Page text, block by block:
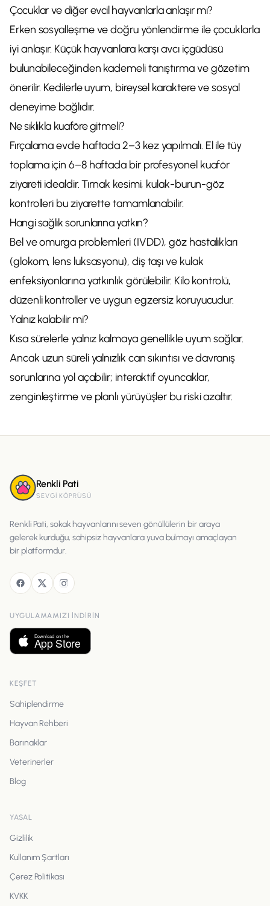
Çocuklar ve diğer evcil hayvanlarla anlaşır mı?
Erken sosyalleşme ve doğru yönlendirme ile çocuklarla
iyi anlaşır. Küçük hayvanlara karşı avcı içgüdüsü
bulunabileceğinden kademeli tanıştırma ve gözetim
önerilir. Kedilerle uyum, bireysel karaktere ve sosyal
deneyime bağlıdır.
Ne sıklıkla kuaföre gitmeli?
Fırçalama evde haftada 2–3 kez yapılmalı. El ile tüy
toplama için 6–8 haftada bir profesyonel kuaför
ziyareti idealdir. Tırnak kesimi, kulak-burun-göz
kontrolleri bu ziyarette tamamlanabilir.
Hangi sağlık sorunlarına yatkın?
Bel ve omurga problemleri (IVDD), göz hastalıkları
(glokom, lens luksasyonu), diş taşı ve kulak
enfeksiyonlarına yatkınlık görülebilir. Kilo kontrolü,
düzenli kontroller ve uygun egzersiz koruyucudur.
Yalnız kalabilir mi?
Kısa sürelerle yalnız kalmaya genellikle uyum sağlar.
Ancak uzun süreli yalnızlık can sıkıntısı ve davranış
sorunlarına yol açabilir; interaktif oyuncaklar,
zenginleştirme ve planlı yürüyüşler bu riski azaltır.
Renkli Pati
SEVGI KÖPRÜSÜ
Renkli Pati, sokak hayvanlarını seven gönüllülerin bir araya
gelerek kurduğu, sahipsiz hayvanlara yuva bulmayı amaçlayan
bir platformdur.
UYGULAMAMIZI INDIRIN
KEŞFET
Sahiplendirme
Hayvan Rehberi
Barınaklar
Veterinerler
Blog
YASAL
Gizlilik
Kullanım Şartları
Çerez Politikası
KVKK